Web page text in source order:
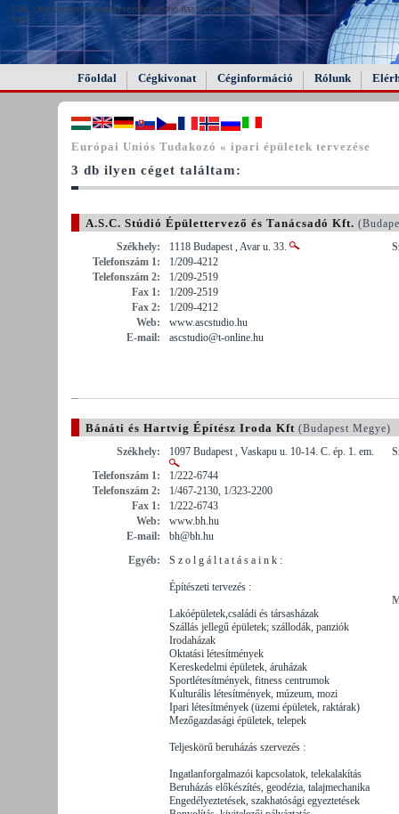
FAIL (the browser should render some flash content, not
this).
Főoldal Cégkivonat Céginformáció Rólunk
Európai Uniós Tudakozó « ipari épületek tervezése
3 db ilyen céget találtam:
A.S.C. Stúdió Épülettervező és Tanácsadó Kft.
Székhely:
1118 Budapest , Avar u. 33.
Telefonszám 1:
1/209-4212
Telefonszám 2:
1/209-2519
Fax 1:
1/209-2519
Fax 2:
1/209-4212
Web:
www.ascstudio.hu
E-mail:
ascstudio@t-online.hu
Bánáti és Hartvig Építész Iroda Kft (Budapest Megye)
Székhely:
1097 Budapest , Vaskapu u. 10-14. C. ép. 1. em.
Telefonszám 1:
1/222-6744
Telefonszám 2:
1/467-2130, 1/323-2200
Fax 1:
1/222-6743
Web:
www.bh.hu
E-mail:
bh@bh.hu
Egyéb:
S z o l g á l t a t á s a i n k :
Építészeti tervezés :
Lakóépületek,családi és társasházak
Szállás jellegű épületek; szállodák, panziók
Irodaházak
Oktatási létesítmények
Kereskedelmi épületek, áruházak
Sportlétesítmények, fitness centrumok
Kulturális létesítmények, múzeum, mozi
Ipari létesítmények (üzemi épületek, raktárak)
Mezőgazdasági épületek, telepek
Teljeskörű beruházás szervezés :
Ingatlanforgalmazói kapcsolatok, telekalakítás
Beruházás előkészítés, geodézia, talajmechanika
Engedélyeztetések, szakhatósági egyeztetések